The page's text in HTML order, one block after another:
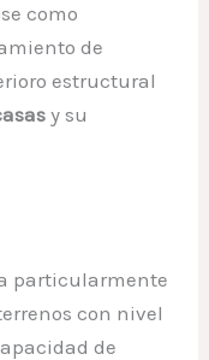
como
de
estructural
y su
particularmente
con nivel
de